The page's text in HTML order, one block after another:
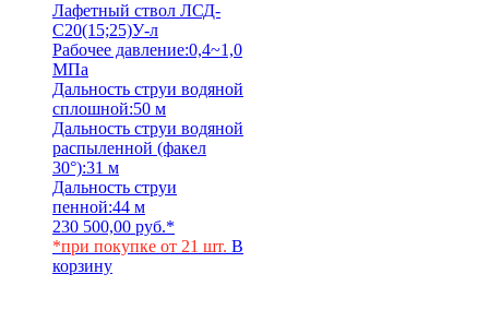
Лафетный ствол ЛСД-
С20(15;25)У-л
Рабочее давление:0,4~1,0
МПа
Дальность струи водяной
сплошной:50 м
Дальность струи водяной
распыленной (факел
30°):31 м
Дальность струи
пенной:44 м
230 500,00 руб.*
*при покупке от 21 шт. В
корзину